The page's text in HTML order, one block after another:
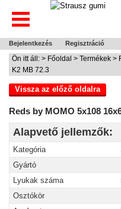
Bejelentkezés Regisztráció
Ön itt áll: > Főoldal > Termékek >
K2 MB 72.3
Vissza az előző oldalra
Reds by MOMO 5x108
Alapvető jellemzők:
Kategória
Gyártó
Lyukak száma
Osztókör